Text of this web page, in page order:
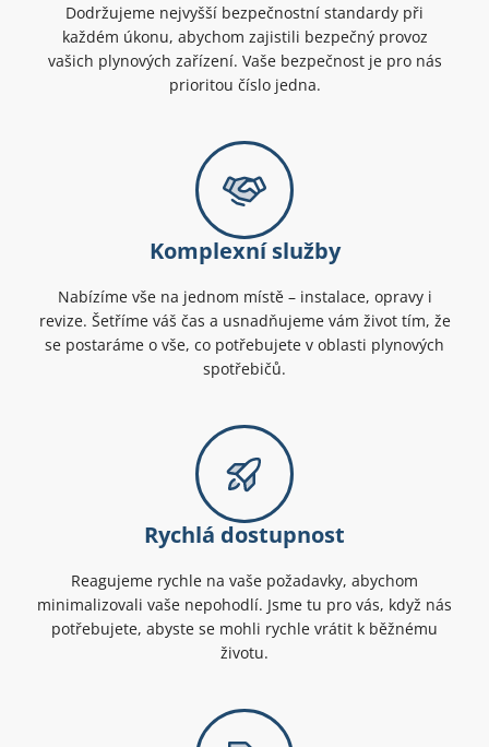
Dodržujeme nejvyšší bezpečnostní standardy při
každém úkonu, abychom zajistili bezpečný provoz
vašich plynových zařízení. Vaše bezpečnost je pro nás
prioritou číslo jedna.
Komplexní služby
Nabízíme vše na jednom místě – instalace, opravy i
revize. Šetříme váš čas a usnadňujeme vám život tím, že
se postaráme o vše, co potřebujete v oblasti plynových
spotřebičů.
Rychlá dostupnost
Reagujeme rychle na vaše požadavky, abychom
minimalizovali vaše nepohodlí. Jsme tu pro vás, když nás
potřebujete, abyste se mohli rychle vrátit k běžnému
životu.